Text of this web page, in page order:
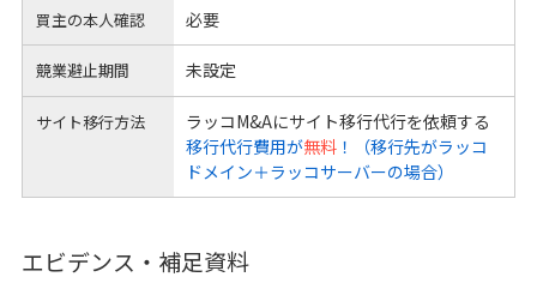
買主の本人確認 必要
競業避止期間 未設定
サイト移行方法
ラッコM&Aにサイト移行代行を依頼する
移行代行費用が無料！（移行先がラッコ
ドメイン＋ラッコサーバーの場合）
エビデンス・補足資料